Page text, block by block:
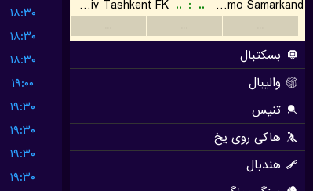
۱۸:۳۰
۱۸:۳۰
۱۸:۳۰
۱۹:۰۰
۱۹:۳۰
۱۹:۳۰
۱۹:۳۰
۱۹:۳۰